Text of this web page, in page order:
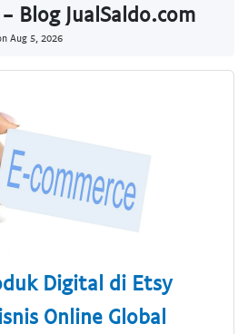
Blog JualSaldo.com
Aug 5, 2026
Digital di Etsy
Online Global